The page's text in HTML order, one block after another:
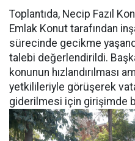
Toplantıda, Necip Fazıl
Emlak Konut tarafından
sürecinde gecikme
talebi değerlendirildi.
konunun hızlandırılması
yetkilileriyle görüşerek
giderilmesi için girişimde